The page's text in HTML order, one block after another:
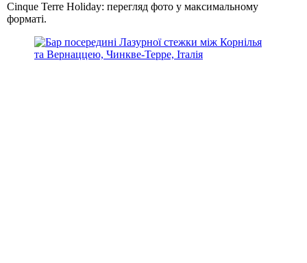
Cinque Terre Holiday: перегляд фото у максимальному
форматі.